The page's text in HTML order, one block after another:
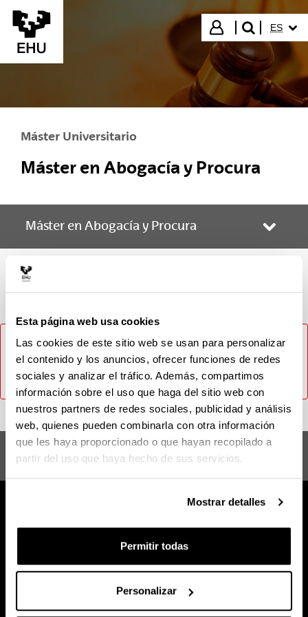
Esta página web usa cookies
Las cookies de este sitio web se usan para personalizar
el contenido y los anuncios, ofrecer funciones de redes
sociales y analizar el tráfico. Además, compartimos
información sobre el uso que haga del sitio web con
nuestros partners de redes sociales, publicidad y análisis
web, quienes pueden combinarla con otra información
que les haya proporcionado o que hayan recopilado a
partir del uso que haya hecho de sus servicios.
Mostrar detalles
Permitir todas
Personalizar
Saltar al contenido principal
Iniciar sesión
buscar"
ES
Máster Universitario
Máster en Abogacía y Procura
Máster en Abogacía y Procura
Líneas de investigación
No ha sido posible cargar el contenido, inténtelo más
tarde. En caso de que el problema persista contacte con
el CAU (Tlf: 946014400 / Email: cau@ehu.eus / Web:
https://lagun.ehu.eus).
Máster en Abogacía y Procura